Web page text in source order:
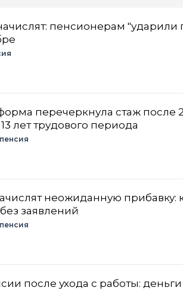
пенсионерам
перечеркнула стаж после
лет трудового периода
неожиданную прибавку:
заявлений
после ухода с работы: